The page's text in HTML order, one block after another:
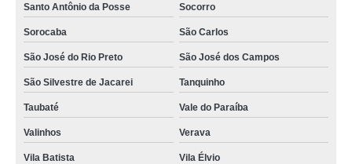
Santo Antônio da Posse Socorro
Sorocaba São Carlos
São José do Rio Preto São José dos Campos
São Silvestre de Jacarei Tanquinho
Taubaté Vale do Paraíba
Valinhos Verava
Vila Batista Vila Élvio